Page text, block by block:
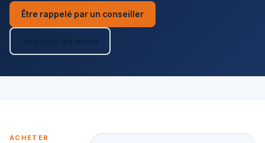
Être rappelé par un conseiller
Voir tous les biens
ACHETER